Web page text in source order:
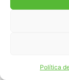
Política